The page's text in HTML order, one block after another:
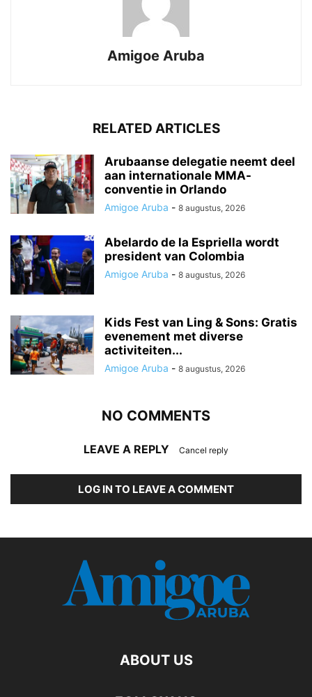
Amigoe Aruba
RELATED ARTICLES
Arubaanse delegatie neemt deel
aan internationale MMA-
conventie in Orlando
Amigoe Aruba - 8 augustus, 2026
Abelardo de la Espriella wordt
president van Colombia
Amigoe Aruba - 8 augustus, 2026
Kids Fest van Ling & Sons: Gratis
evenement met diverse
activiteiten...
Amigoe Aruba - 8 augustus, 2026
NO COMMENTS
LEAVE A REPLY Cancel reply
LOG IN TO LEAVE A COMMENT
ABOUT US